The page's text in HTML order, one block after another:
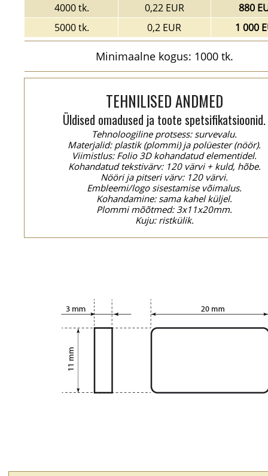
4000 tk.
0,22 EUR
880
5000 tk.
0,2 EUR 1 000
Minimaalne kogus: 1000 tk.
TEHNILISED ANDMED
Üldised omadused ja toote spetsifikatsioonid.
Tehnoloogiline protsess: survevalu.
Materjalid: plastik (plommi) ja polüester (nöör).
Viimistlus: Folio 3D kohandatud elementidel.
Kohandatud tekstivärv: 120 värvi + kuld, hõbe.
Nööri ja pitseri värv: 120 värvi.
Embleemi/logo sisestamise võimalus.
Kohandamine: sama kahel küljel.
Plommi mõõtmed: 3x11x20mm.
Kuju: ristkülik.